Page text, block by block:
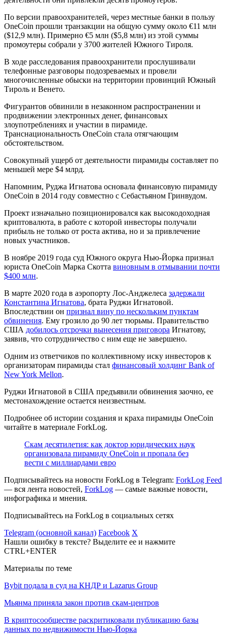
По версии правоохранителей, через местные банки в пользу
OneCoin прошли транзакции на общую сумму около €11 млн
($12,9 млн). Примерно €5 млн ($5,8 млн) из этой суммы
промоутеры собрали у 3700 жителей Южного Тироля.
В ходе расследования правоохранители прослушивали
телефонные разговоры подозреваемых и провели
многочисленные обыски на территории провинций Южный
Тироль и Венето.
Фигурантов обвинили в незаконном распространении и
продвижении электронных денег, финансовых
злоупотреблениях и участии в пирамиде.
Транснациональность OneCoin стала отягчающим
обстоятельством.
Совокупный ущерб от деятельности пирамиды составляет по
меньшей мере $4 млрд.
Напомним, Руджа Игнатова основала финансовую пирамиду
OneCoin в 2014 году совместно с Себастьяном Гринвудом.
Проект изначально позиционировался как высокодоходная
криптовалюта, в работе с которой инвесторы получали
прибыль не только от роста актива, но и за привлечение
новых участников.
В ноябре 2019 года суд Южного округа Нью-Йорка признал
юриста OneCoin Марка Скотта виновным в отмывании почти
$400 млн.
В марте 2020 года в аэропорту Лос-Анджелеса задержали
Константина Игнатова, брата Руджи Игнатовой.
Впоследствии он признал вину по нескольким пунктам
обвинения. Ему грозило до 90 лет тюрьмы. Правительство
США добилось отсрочки вынесения приговора Игнатову,
заявив, что сотрудничество с ним еще не завершено.
Одним из ответчиков по коллективному иску инвесторов к
организаторам пирамиды стал финансовый холдинг Bank of
New York Mellon.
Руджи Игнатовой в США предъявили обвинения заочно, ее
местонахождение остается неизвестным.
Подробнее об истории создания и краха пирамиды OneCoin
читайте в материале ForkLog.
Скам десятилетия: как доктор юридических наук
организовала пирамиду OneCoin и пропала без
вести с миллиардами евро
Подписывайтесь на новости ForkLog в Telegram: ForkLog Feed
— вся лента новостей, ForkLog — самые важные новости,
инфографика и мнения.
Подписывайтесь на ForkLog в социальных сетях
Telegram (основной канал) Facebook X
Нашли ошибку в тексте? Выделите ее и нажмите
CTRL+ENTER
Материалы по теме
Bybit подала в суд на КНДР и Lazarus Group
Мьянма приняла закон против скам-центров
В криптосообществе раскритиковали публикацию базы
данных по недвижимости Нью-Йорка